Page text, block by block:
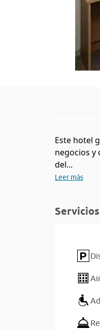
Este hotel
negocios y
del...
Leer más